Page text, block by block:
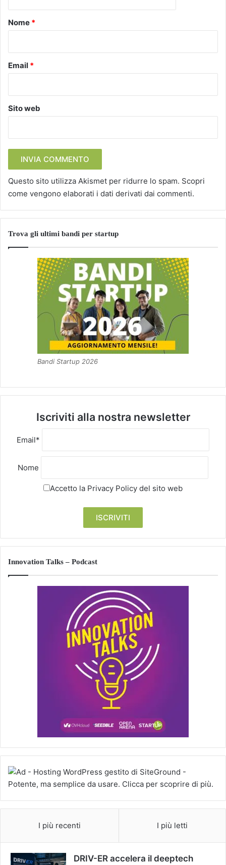
o
Nome *
Email *
Sito web
Questo sito utilizza Akismet per ridurre lo spam. Scopri
come vengono elaborati i dati derivati dai commenti.
Trova gli ultimi bandi per startup
Bandi Startup 2026
Iscriviti alla nostra newsletter
Email*
Nome
Accetto la Privacy Policy del sito web
Innovation Talks – Podcast
I più recenti I più letti
DRIV-ER accelera il deeptech